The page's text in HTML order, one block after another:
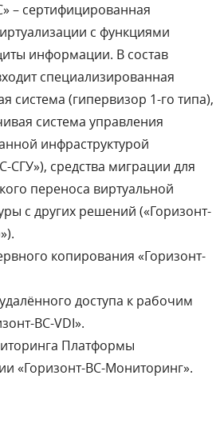
– сертифицированная
c функциями
информации. В состав
специализированная
система (гипервизор 1-го типа),
система управления
инфраструктурой
СГУ»), средства миграции для
переноса виртуальной
с других решений («Горизонт-
копирования «Горизонт-
доступа к рабочим
ВС-VDI».
Платформы
«Горизонт-ВС-Мониторинг».